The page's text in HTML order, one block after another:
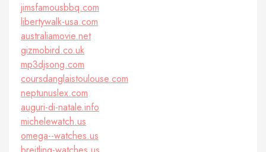
jimsfamousbbq.com
libertywalk-usa.com
australiamovie.net
gizmobird.co.uk
mp3djsong.com
coursdanglaistoulouse.com
neptunuslex.com
auguri-di-natale.info
michelewatch.us
omega--watches.us